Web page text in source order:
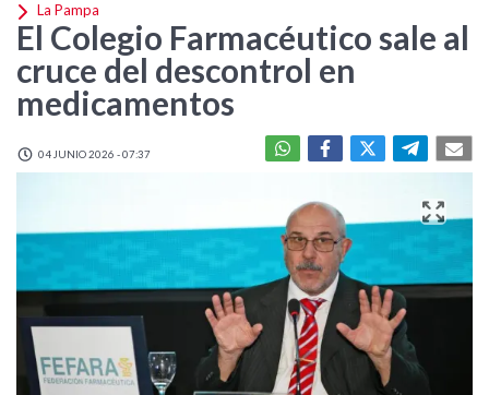
La Pampa
El Colegio Farmacéutico sale al
cruce del descontrol en
medicamentos
04 JUNIO 2026 - 07:37